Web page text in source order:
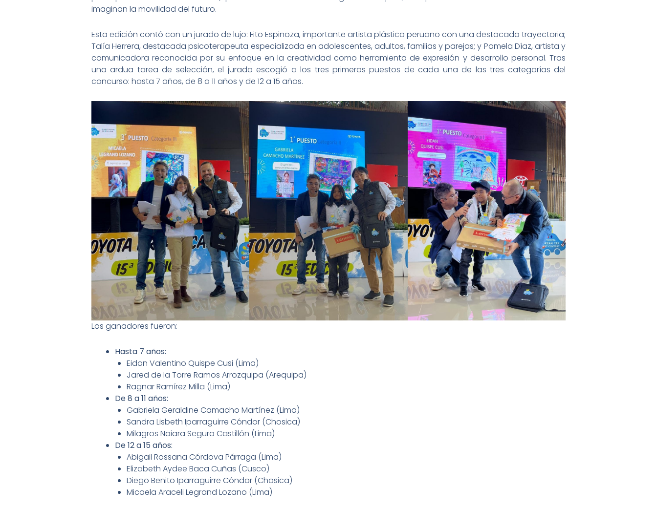
imaginan la movilidad del futuro.
Esta edición contó con un jurado de lujo: Fito Espinoza, importante artista plástico peruano con una destacada trayectoria;
Talía Herrera, destacada psicoterapeuta especializada en adolescentes, adultos, familias y parejas; y Pamela Díaz, artista y
comunicadora reconocida por su enfoque en la creatividad como herramienta de expresión y desarrollo personal. Tras
una ardua tarea de selección, el jurado escogió a los tres primeros puestos de cada una de las tres categorías del
concurso: hasta 7 años, de 8 a 11 años y de 12 a 15 años.
Los ganadores fueron:
Hasta 7 años:
Eidan Valentino Quispe Cusi (Lima)
Jared de la Torre Ramos Arrozquipa (Arequipa)
Ragnar Ramírez Milla (Lima)
De 8 a 11 años:
Gabriela Geraldine Camacho Martínez (Lima)
Sandra Lisbeth Iparraguirre Cóndor (Chosica)
Milagros Naiara Segura Castillón (Lima)
De 12 a 15 años:
Abigail Rossana Córdova Párraga (Lima)
Elizabeth Aydee Baca Cuñas (Cusco)
Diego Benito Iparraguirre Cóndor (Chosica)
Micaela Araceli Legrand Lozano (Lima)